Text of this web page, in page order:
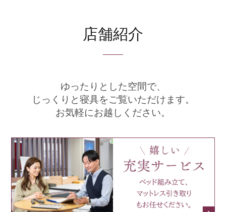
店舗紹介
ゆったりとした空間で、
じっくりと寝具をご覧いただけます。
お気軽にお越しください。